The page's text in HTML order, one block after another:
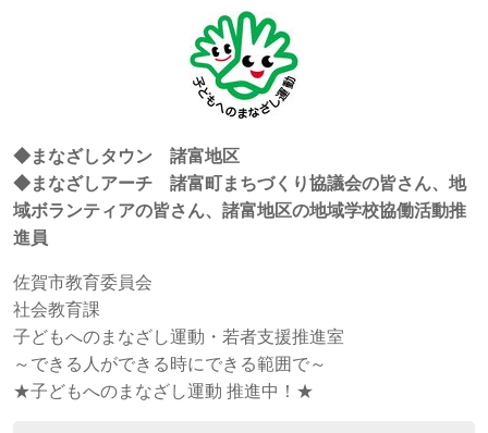
◆まなざしタウン 諸富地区
◆まなざしアーチ 諸富町まちづくり協議会の皆さん、地
域ボランティアの皆さん、諸富地区の地域学校協働活動推
進員
佐賀市教育委員会
社会教育課
子どもへのまなざし運動・若者支援推進室
～できる人ができる時にできる範囲で～
★子どもへのまなざし運動 推進中！★